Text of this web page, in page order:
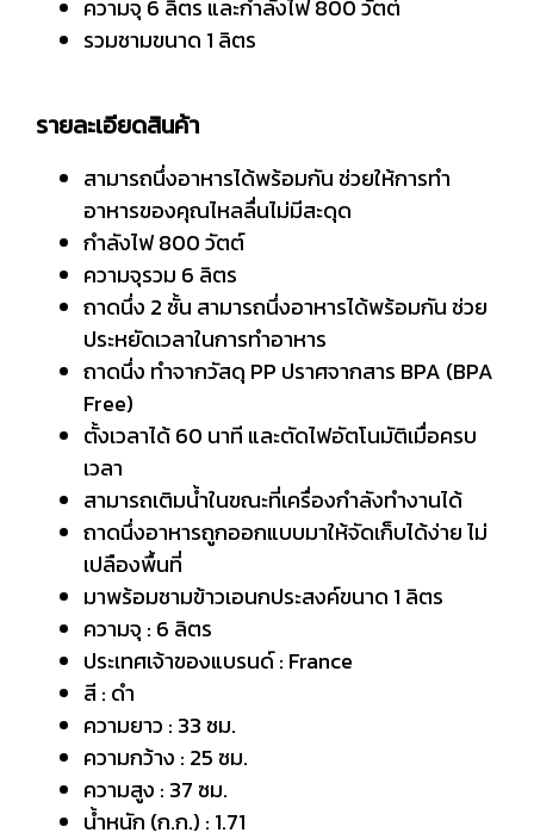
ความจุ 6 ลิตร และกำลังไฟ 800 วัตต์
รวมชามขนาด 1 ลิตร
รายละเอียดสินค้า
สามารถนึ่งอาหารได้พร้อมกัน ช่วยให้การทำ
อาหารของคุณไหลลื่นไม่มีสะดุด
กำลังไฟ 800 วัตต์
ความจุรวม 6 ลิตร
ถาดนึ่ง 2 ชั้น สามารถนึ่งอาหารได้พร้อมกัน ช่วย
ประหยัดเวลาในการทำอาหาร
ถาดนึ่ง ทำจากวัสดุ PP ปราศจากสาร BPA (BPA
Free)
ตั้งเวลาได้ 60 นาที และตัดไฟอัตโนมัติเมื่อครบ
เวลา
สามารถเติมน้ำในขณะที่เครื่องกำลังทำงานได้
ถาดนึ่งอาหารถูกออกแบบมาให้จัดเก็บได้ง่าย ไม่
เปลืองพื้นที่
มาพร้อมชามข้าวเอนกประสงค์ขนาด 1 ลิตร
ความจุ : 6 ลิตร
ประเทศเจ้าของแบรนด์ : France
สี : ดำ
ความยาว : 33 ซม.
ความกว้าง : 25 ซม.
ความสูง : 37 ซม.
น้ำหนัก (ก.ก.) : 1.71